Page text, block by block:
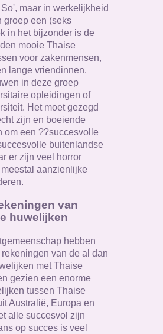
maar in werkelijkheid
groep een (seks
in het bijzonder is de
mooie Thaise
voor zakenmensen,
lange vriendinnen.
in deze groep
opleidingen of
Het moet gezegd
zijn en boeiende
om een ??succesvolle
buitenlandse
er zijn veel horror
aanzienlijke
van
huwelijken
hebben
van de al dan
met Thaise
gezien een enorme
tussen Thaise
Australië, Europa en
alle succesvol zijn
op succes is veel